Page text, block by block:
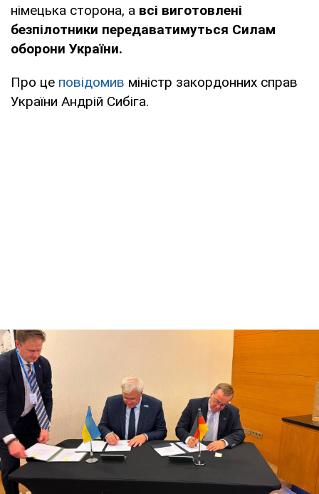
німецька сторона, а всі виготовлені
безпілотники передаватимуться Силам
оборони України.
Про це повідомив міністр закордонних справ
України Андрій Сибіга.